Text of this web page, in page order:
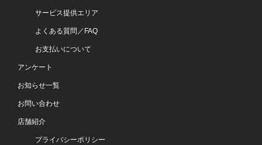
サービス提供エリア
よくある質問／FAQ
お支払いについて
アンケート
お知らせ一覧
お問い合わせ
店舗紹介
プライバシーポリシー